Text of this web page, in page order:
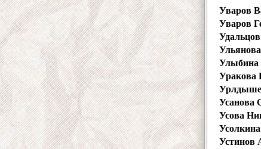
Уваров
Уваров
Улыбина
Уракова
Усанова
Усова
Устинов